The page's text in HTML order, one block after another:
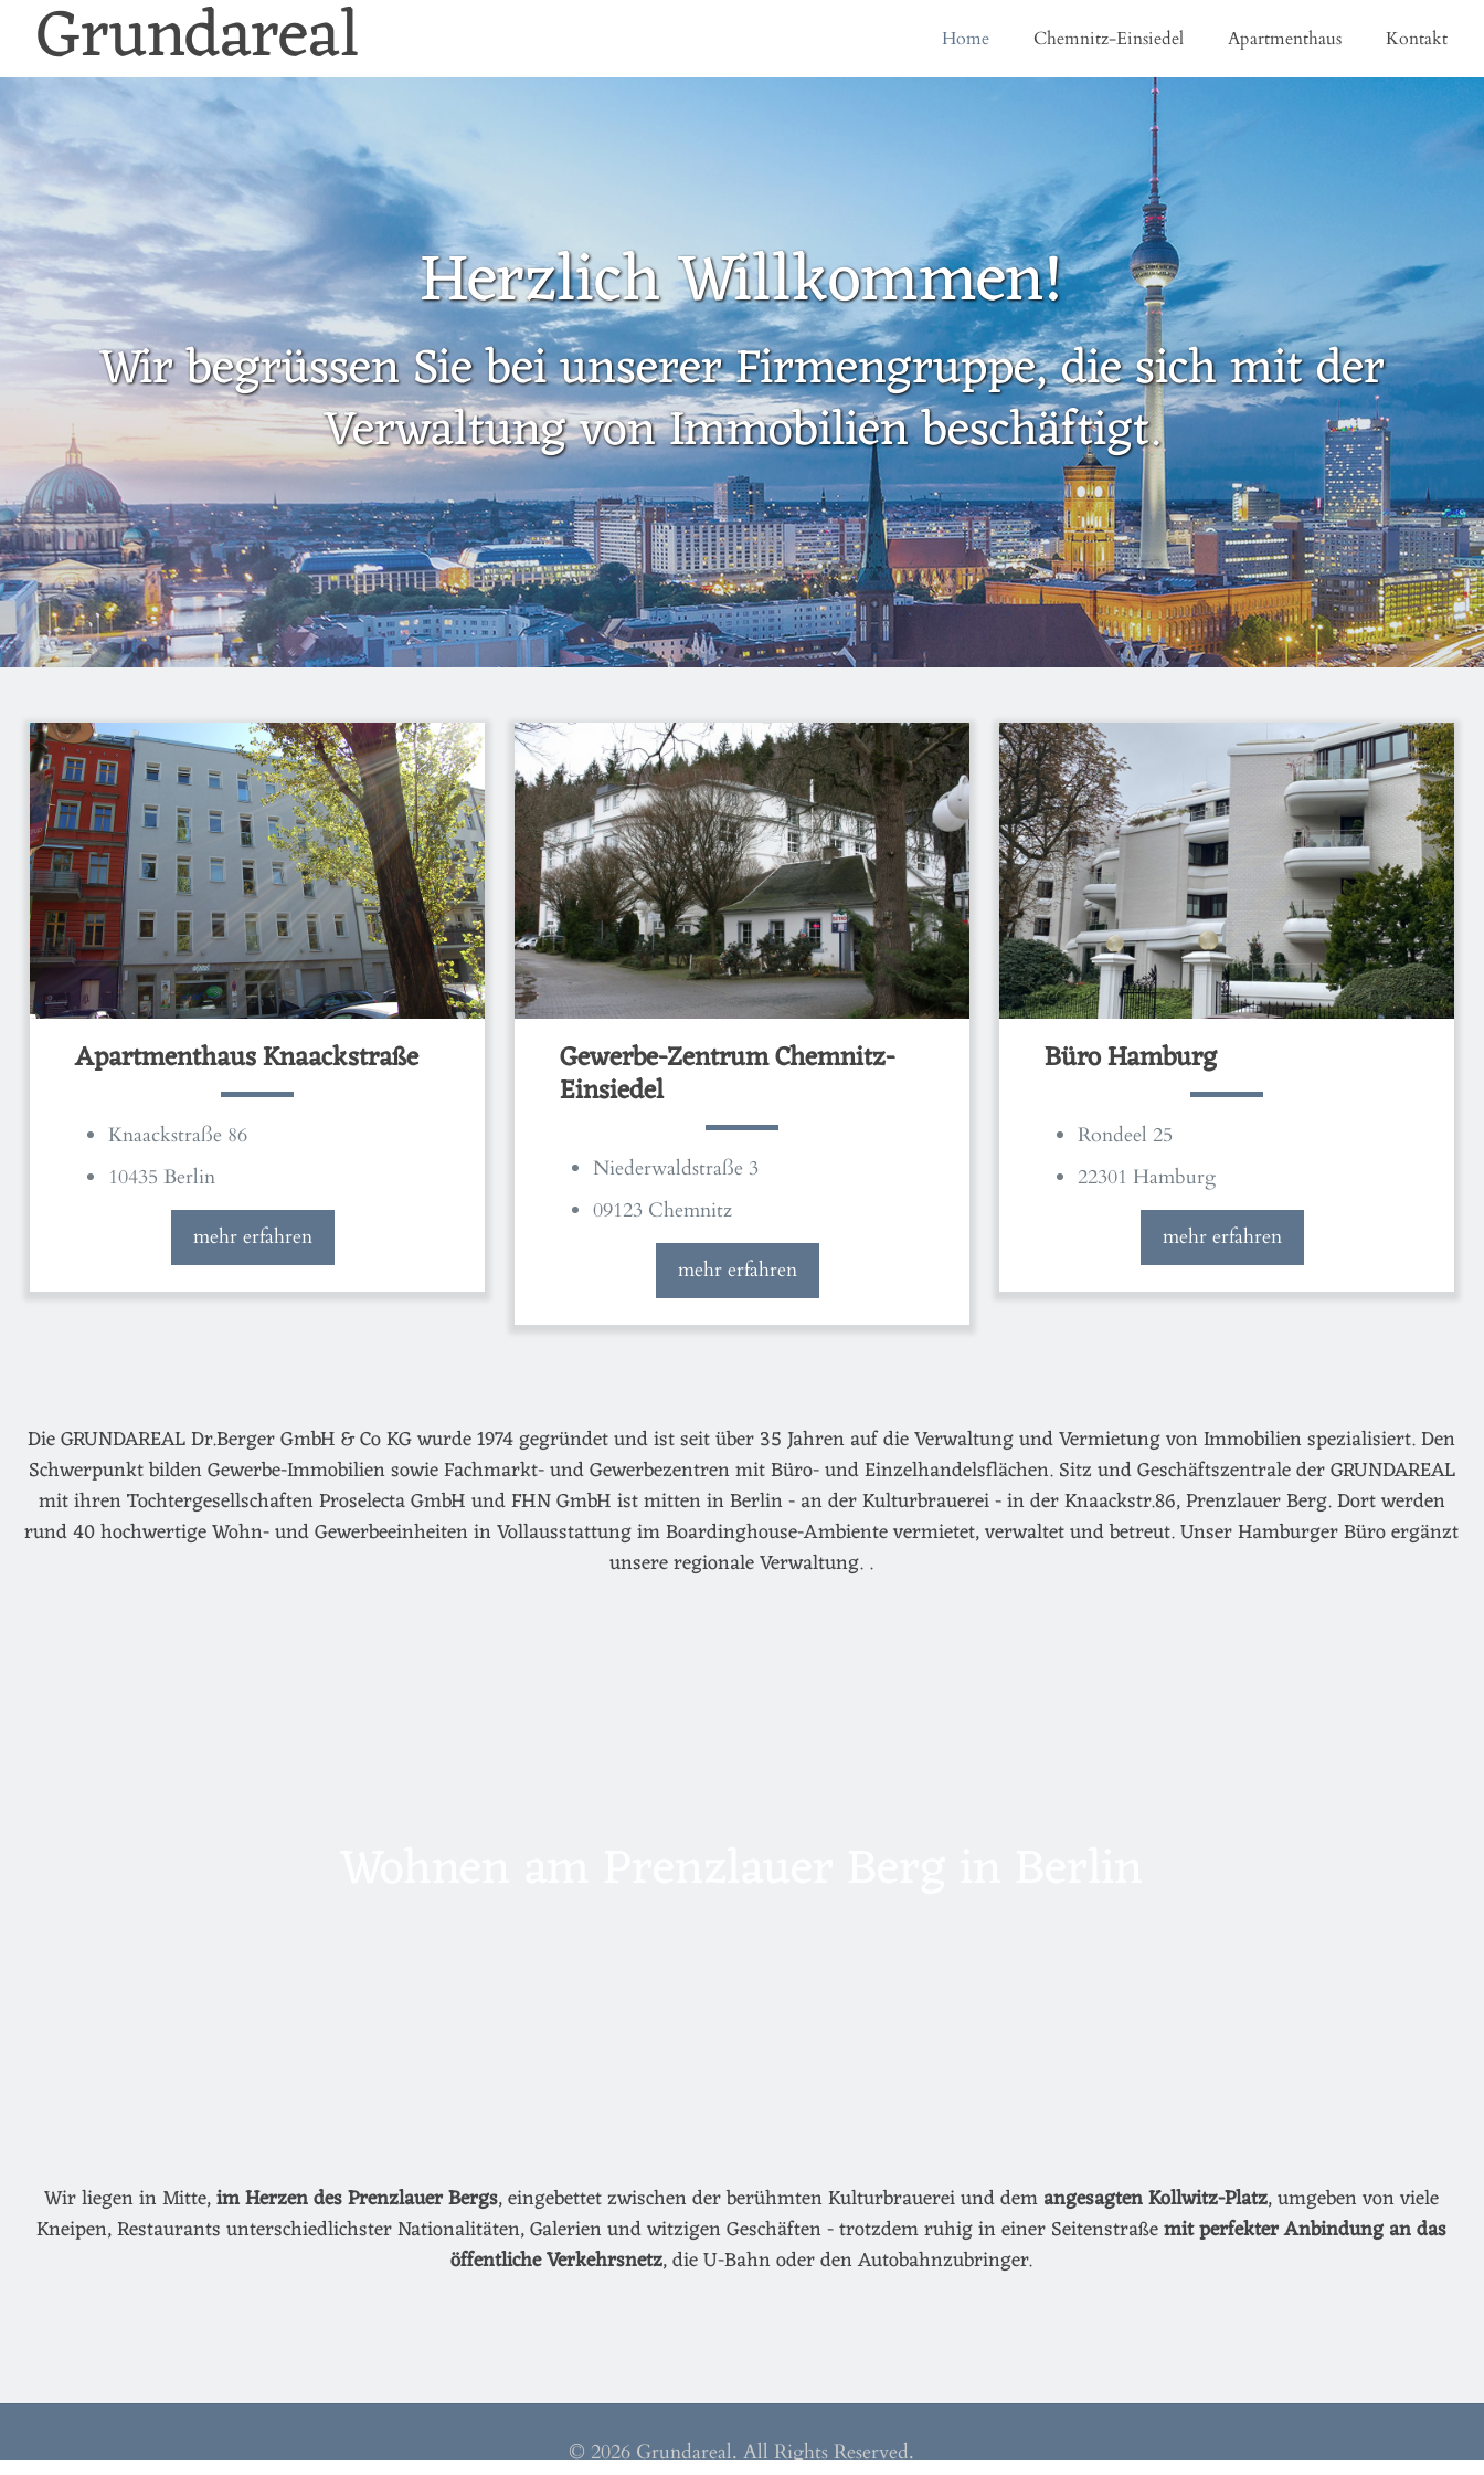
Grundareal Home Chemnitz-Einsiedel Apartmenthaus Kontakt
Herzlich Willkommen!
Wir begrüssen Sie bei unserer Firmengruppe, die sich mit der
Verwaltung von Immobilien beschäftigt.
Apartmenthaus Knaackstraße
Knaackstraße 86
10435 Berlin
mehr erfahren
Gewerbe-Zentrum Chemnitz-
Einsiedel
Niederwaldstraße 3
09123 Chemnitz
mehr erfahren
Büro Hamburg
Rondeel 25
22301 Hamburg
mehr erfahren
Die GRUNDAREAL Dr.Berger GmbH & Co KG wurde 1974 gegründet und ist seit über 35 Jahren auf die Verwaltung und Vermietung von Immobilien spezialisiert. Den
Schwerpunkt bilden Gewerbe-Immobilien sowie Fachmarkt- und Gewerbezentren mit Büro- und Einzelhandelsflächen. Sitz und Geschäftszentrale der GRUNDAREAL
mit ihren Tochtergesellschaften Proselecta GmbH und FHN GmbH ist mitten in Berlin - an der Kulturbrauerei - in der Knaackstr.86, Prenzlauer Berg. Dort werden
rund 40 hochwertige Wohn- und Gewerbeeinheiten in Vollausstattung im Boardinghouse-Ambiente vermietet, verwaltet und betreut. Unser Hamburger Büro ergänzt
unsere regionale Verwaltung. .
Wir liegen in Mitte,im Herzen des Prenzlauer Bergs, eingebettet zwischen der berühmten Kulturbrauerei und demangesagten Kollwitz-Platz, umgeben von viele
Kneipen, Restaurants unterschiedlichster Nationalitäten, Galerien und witzigen Geschäften - trotzdem ruhig in einer Seitenstraßemit perfekter Anbindung an das
öffentliche Verkehrsnetz, die U-Bahn oder den Autobahnzubringer.
© 2026 Grundareal. All Rights Reserved.